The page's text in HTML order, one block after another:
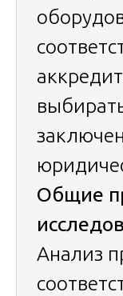
Общие
Анализ